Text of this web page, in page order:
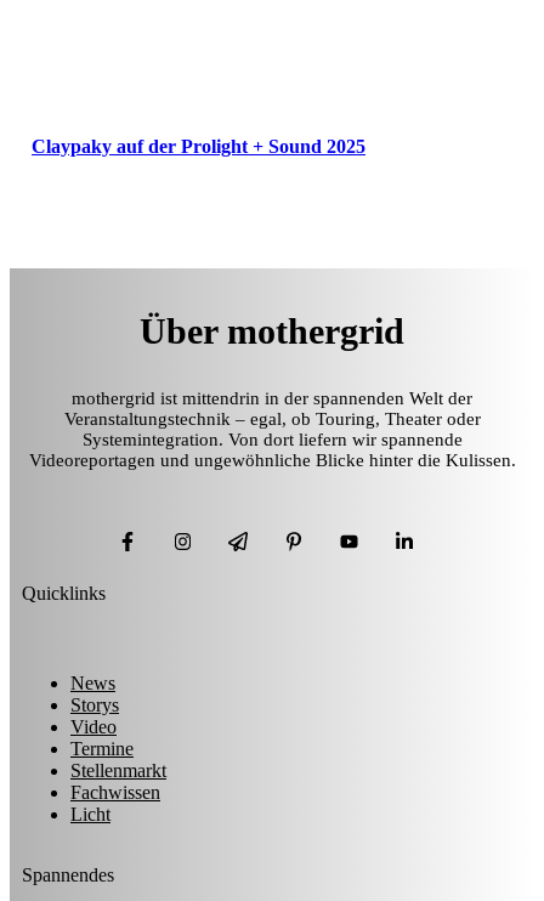
Claypaky auf der Prolight + Sound 2025
Über mothergrid
mothergrid ist mittendrin in der spannenden Welt der
Veranstaltungstechnik – egal, ob Touring, Theater oder
Systemintegration. Von dort liefern wir spannende
Videoreportagen und ungewöhnliche Blicke hinter die Kulissen.
Quicklinks
News
Storys
Video
Termine
Stellenmarkt
Fachwissen
Licht
Spannendes